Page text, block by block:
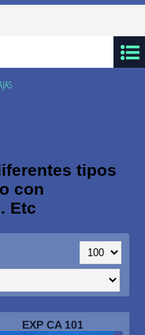
tipos
con
Etc
EXP CA 101